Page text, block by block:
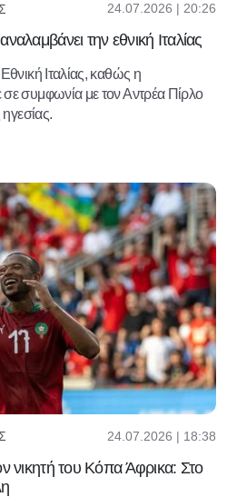
24.07.2026 | 20:26
την εθνική Ιταλίας
Ιταλίας, καθώς η
συμφωνία με τον Αντρέα Πίρλο
24.07.2026 | 18:38
νικητή του Κόπα Άφρικα: Στο